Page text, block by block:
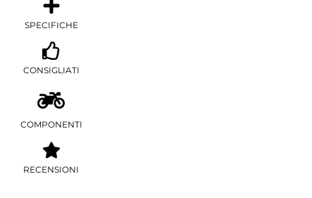
SPECIFICHE
CONSIGLIATI
COMPONENTI
RECENSIONI